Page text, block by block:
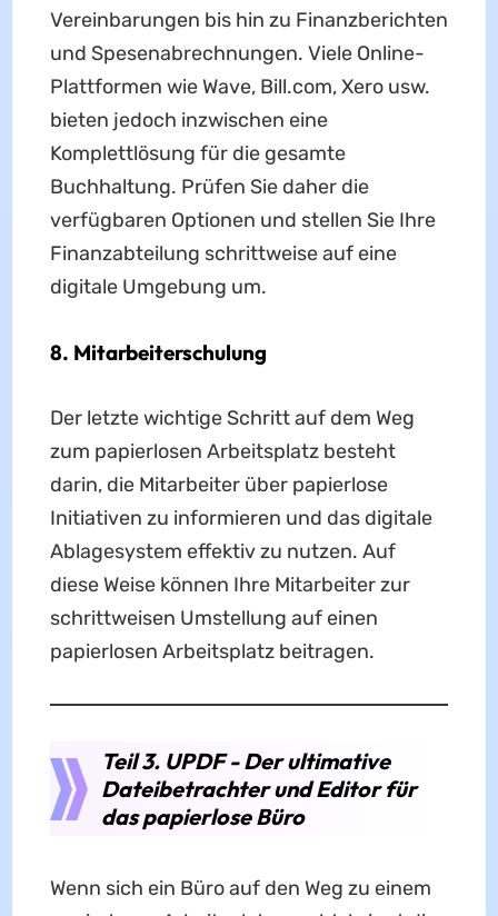
Vereinbarungen bis hin zu Finanzberichten
und Spesenabrechnungen. Viele Online-
Plattformen wie Wave, Bill.com, Xero usw.
bieten jedoch inzwischen eine
Komplettlösung für die gesamte
Buchhaltung. Prüfen Sie daher die
verfügbaren Optionen und stellen Sie Ihre
Finanzabteilung schrittweise auf eine
digitale Umgebung um.
8. Mitarbeiterschulung
Der letzte wichtige Schritt auf dem Weg
zum papierlosen Arbeitsplatz besteht
darin, die Mitarbeiter über papierlose
Initiativen zu informieren und das digitale
Ablagesystem effektiv zu nutzen. Auf
diese Weise können Ihre Mitarbeiter zur
schrittweisen Umstellung auf einen
papierlosen Arbeitsplatz beitragen.
Teil 3. UPDF - Der ultimative
Dateibetrachter und Editor für
das papierlose Büro
Wenn sich ein Büro auf den Weg zu einem